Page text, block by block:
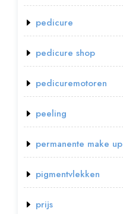
pedicure
pedicure shop
pedicuremotoren
peeling
permanente make up
pigmentvlekken
prijs